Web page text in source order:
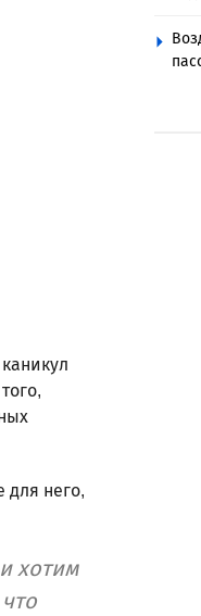
для него,
хотим